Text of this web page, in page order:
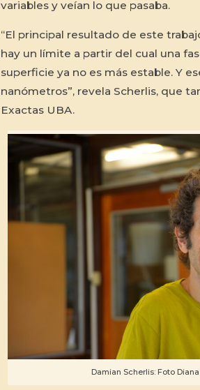
variables y veían lo que pasaba.
“El principal resultado de este
hay un límite a partir del cual una
superficie ya no es más estable. Y
nanómetros”, revela Scherlis, que
Exactas UBA.
Damian Scherlis: Foto